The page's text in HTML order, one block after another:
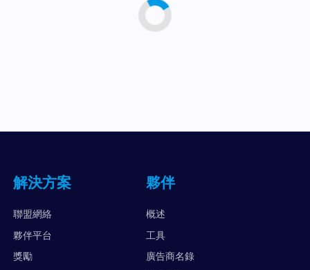
解決方案
聯盟網絡
夥伴平台
獎勵
夥伴
概述
工具
廣告商名錄